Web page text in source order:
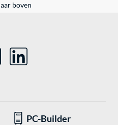
boven
PC-Builder